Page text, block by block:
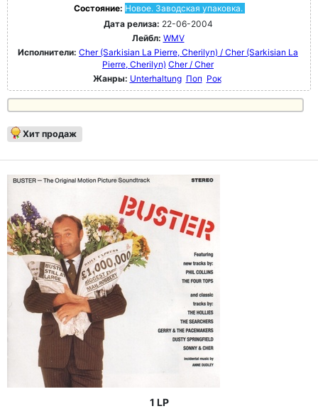
Состояние: Новое. Заводская упаковка.
Дата релиза: 22-06-2004
Лейбл: WMV
Исполнители: Cher (Sarkisian La Pierre, Cherilyn) / Cher (Sarkisian La
Pierre, Cherilyn) Cher / Cher
Жанры: Unterhaltung Поп Рок
Хит продаж
1 LP